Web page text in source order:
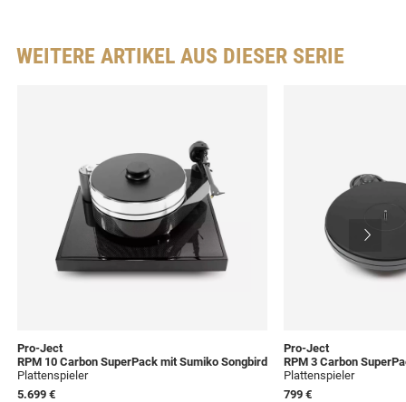
WEITERE ARTIKEL AUS DIESER SERIE
Pro-Ject
RPM 10 Carbon SuperPack mit Sumiko Songbird
Plattenspieler
5.699 €
Pro-Ject
RPM 3 Carbon
Plattenspieler
799 €